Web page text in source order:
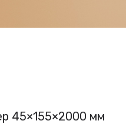
45×155×2000 мм